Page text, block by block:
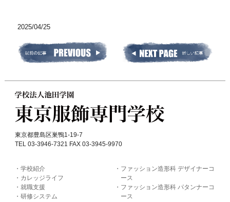
2025/04/25
東京都豊島区巣鴨1-19-7
TEL 03-3946-7321 FAX 03-3945-9970
学校紹介
カレッジライフ
就職支援
研修システム
ファッション造形科 デザイナーコ
ース
ファッション造形科 パタンナーコ
ース